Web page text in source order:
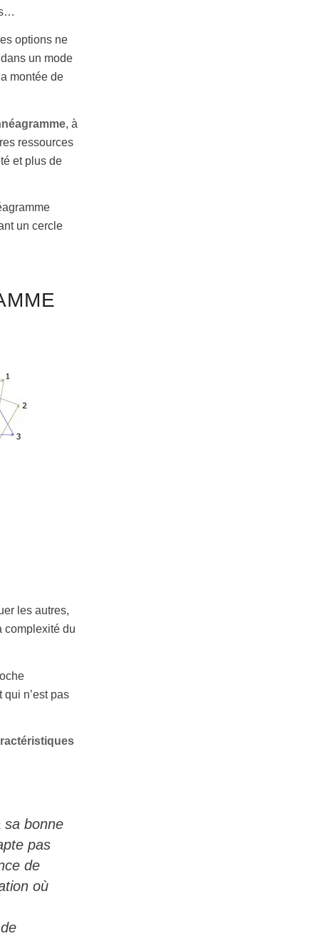
options ne
un mode
montée de
, à
ressources
et plus de
un cercle
les autres,
complexité du
n’est pas
sa bonne
pas
de
où